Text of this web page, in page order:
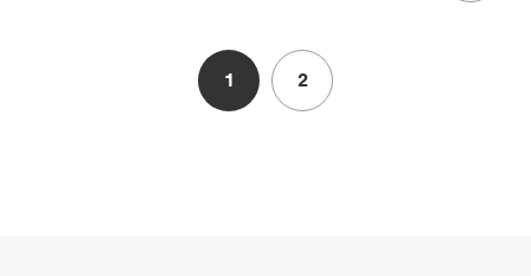
1 2